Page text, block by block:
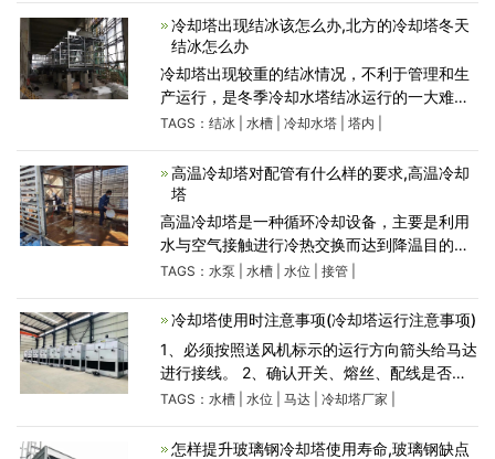
3、循环水泵
冷却塔出现结冰该怎么办,北方的冷却塔冬天
结冰怎么办
冷却塔出现较重的结冰情况，不利于管理和生
产运行，是冬季冷却水塔结冰运行的一大难
题。冷却塔出现结冰该怎么办呢？ 1、加大冷
相对加大淋水密度，以
TAGS： 结冰| 水槽| 冷却水塔| 塔内
高温冷却塔对配管有什么样的要求,高温冷却
塔
高温冷却塔是一种循环冷却设备，主要是利用
水与空气接触进行冷热交换而达到降温目的
的。要保持高温冷却塔的循环运转，我们需要
向下为宜，避免突高
TAGS： 水泵 水槽| 水位 接管|
冷却塔使用时注意事项(冷却塔运行注意事项)
1、必须按照送风机标示的运行方向箭头给马达
进行接线。 2、确认开关、熔丝、配线是否按
照马达的容量进行配置。 3、如果上部水槽的
配水阀
TAGS： 水槽| 水位 马达| 冷却塔厂家
怎样提升玻璃钢冷却塔使用寿命,玻璃钢缺点